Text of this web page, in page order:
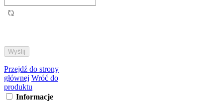
Przejdź do strony
głównej Wróć do
produktu
Informacje